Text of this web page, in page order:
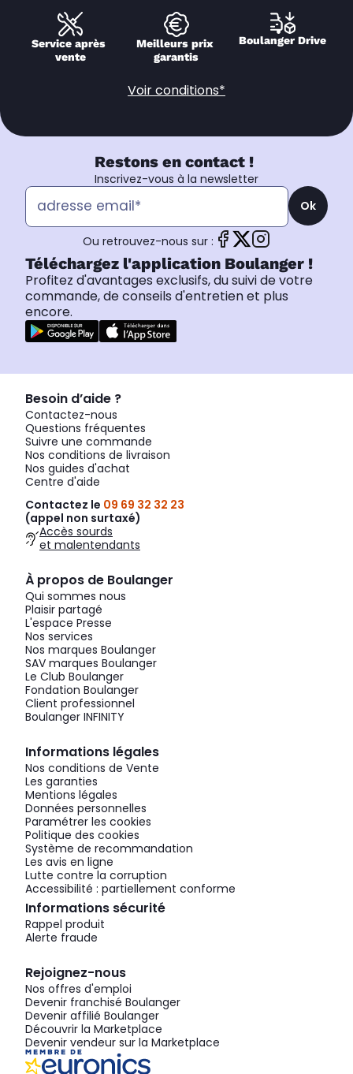
Service après
vente
Meilleurs prix
garantis
Boulanger Drive
Voir conditions*
Restons en contact !
Inscrivez-vous à la newsletter
Ok
Ou retrouvez-nous sur :
Téléchargez l'application Boulanger !
Profitez d'avantages exclusifs, du suivi de votre
commande, de conseils d'entretien et plus
encore.
Besoin d’aide ?
Contactez-nous
Questions fréquentes
Suivre une commande
Nos conditions de livraison
Nos guides d'achat
Centre d'aide
Contactez le 09 69 32 32 23
(appel non surtaxé)
Accès sourds
et malentendants
À propos de Boulanger
Qui sommes nous
Plaisir partagé
L'espace Presse
Nos services
Nos marques Boulanger
SAV marques Boulanger
Le Club Boulanger
Fondation Boulanger
Client professionnel
Boulanger INFINITY
Informations légales
Nos conditions de Vente
Les garanties
Mentions légales
Données personnelles
Paramétrer les cookies
Politique des cookies
Système de recommandation
Les avis en ligne
Lutte contre la corruption
Accessibilité : partiellement conforme
Informations sécurité
Rappel produit
Alerte fraude
Rejoignez-nous
Nos offres d'emploi
Devenir franchisé Boulanger
Devenir affilié Boulanger
Découvrir la Marketplace
Devenir vendeur sur la Marketplace